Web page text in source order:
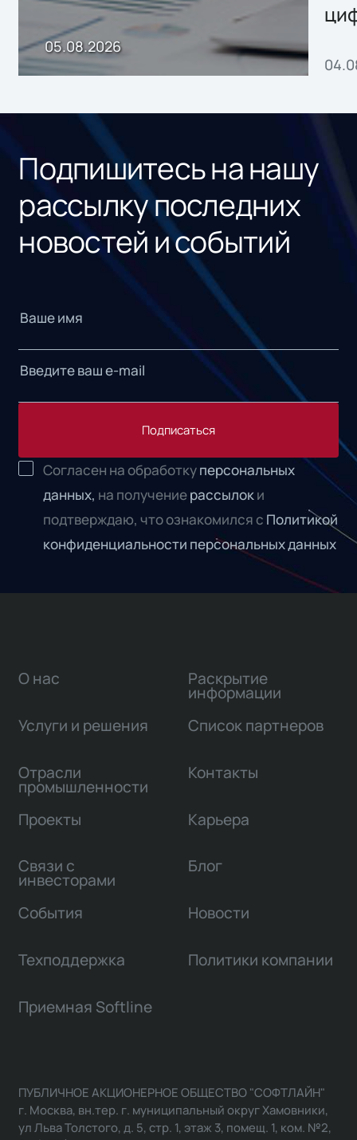
05.08.2026
Подпишитесь на нашу
рассылку последних
новостей и событий
Подписаться
Согласен на обработкуперсональных
данных, на получениерассылоки
подтверждаю, что ознакомился с Политикой
конфиденциальности персональных данных
О нас
Услуги и решения
Отрасли
промышленности
Проекты
Связи с
инвесторами
Раскрытие
информации
Список партнеров
Контакты
Карьера
Блог
События Новости
Техподдержка Политики компании
Приемная Softline
ПУБЛИЧНОЕ АКЦИОНЕРНОЕ ОБЩЕСТВО "СОФТЛАЙН"
г. Москва, вн.тер. г. муниципальный округ Хамовники,
ул Льва Толстого, д. 5, стр. 1, этаж 3, помещ. 1, ком. №2,